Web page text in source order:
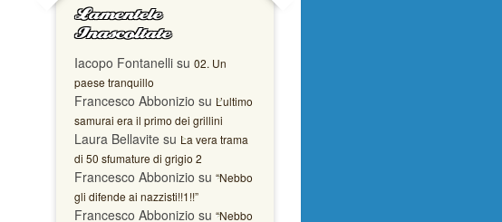
Lamentele
Inascoltate
Iacopo Fontanelli su 02. Un
paese tranquillo
Francesco Abbonizio su L’ultimo
samurai era il primo dei grillini
Laura Bellavite su La vera trama
di 50 sfumature di grigio 2
Francesco Abbonizio su “Nebbo
gli difende ai nazzisti!!1!!”
Francesco Abbonizio su “Nebbo